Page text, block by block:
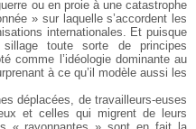
ou en proie à une catastrophe
» sur laquelle s’accordent les
internationales. Et puisque
toute sorte de principes
comme l’idéologie dominante au
à ce qu’il modèle aussi les
déplacées, de travailleurs-euses
et celles qui migrent de leurs